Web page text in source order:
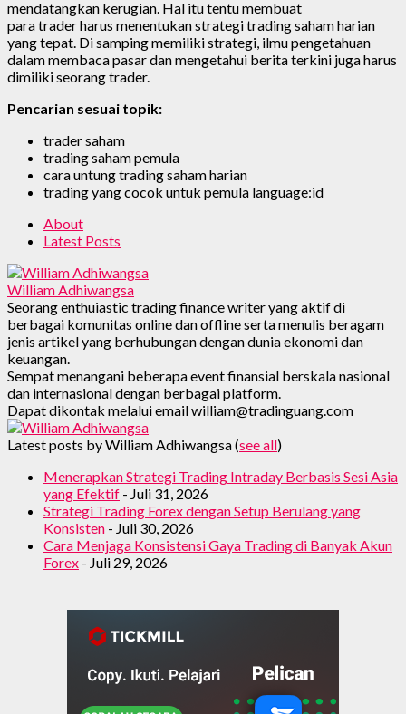
mendatangkan kerugian. Hal itu tentu membuat
para trader harus menentukan strategi trading saham harian
yang tepat. Di samping memiliki strategi, ilmu pengetahuan
dalam membaca pasar dan mengetahui berita terkini juga harus
dimiliki seorang trader.
Pencarian sesuai topik:
trader saham
trading saham pemula
cara untung trading saham harian
trading yang cocok untuk pemula language:id
About
Latest Posts
William Adhiwangsa
Seorang enthuiastic trading finance writer yang aktif di
berbagai komunitas online dan offline serta menulis beragam
jenis artikel yang berhubungan dengan dunia ekonomi dan
keuangan.
Sempat menangani beberapa event finansial berskala nasional
dan internasional dengan berbagai platform.
Dapat dikontak melalui email william@tradinguang.com
Latest posts by William Adhiwangsa(see all)
Menerapkan Strategi Trading Intraday Berbasis Sesi Asia
yang Efektif - Juli 31, 2026
Strategi Trading Forex dengan Setup Berulang yang
Konsisten - Juli 30, 2026
Cara Menjaga Konsistensi Gaya Trading di Banyak Akun
Forex - Juli 29, 2026